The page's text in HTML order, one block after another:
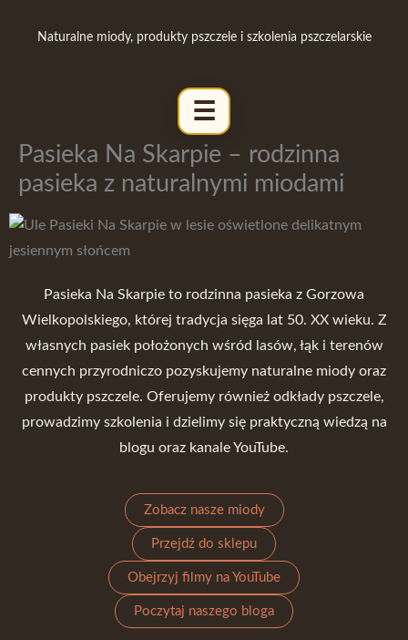
Naturalne miody, produkty pszczele i szkolenia pszczelarskie
Pasieka Na Skarpie – rodzinna
pasieka z naturalnymi miodami
Pasieka Na Skarpie to rodzinna pasieka z Gorzowa
Wielkopolskiego, której tradycja sięga lat 50. XX wieku. Z
własnych pasiek położonych wśród lasów, łąk i terenów
cennych przyrodniczo pozyskujemy naturalne miody oraz
produkty pszczele. Oferujemy również odkłady pszczele,
prowadzimy szkolenia i dzielimy się praktyczną wiedzą na
blogu oraz kanale YouTube.
Zobacz nasze miody
Przejdź do sklepu
Obejrzyj filmy na YouTube
Poczytaj naszego bloga